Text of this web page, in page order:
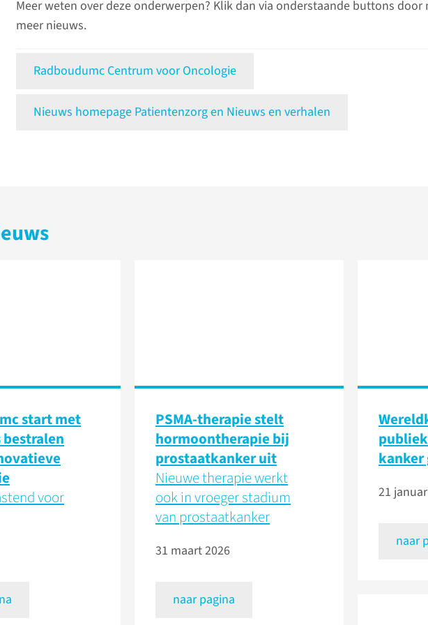
Meer weten over deze onderwerpen? Klik dan via onderstaande buttons door
meer nieuws.
Radboudumc Centrum voor Oncologie
Nieuws homepage Patientenzorg en Nieuws en verhalen
start met
voor
PSMA-therapie stelt
hormoontherapie bij
prostaatkanker uit
Nieuwe therapie werkt
ook in vroeger stadium
van prostaatkanker
31 maart 2026
naar pagina
kanker
21
naar